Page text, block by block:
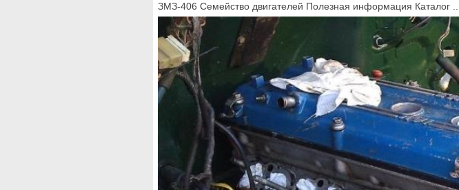
ЗМЗ-406 Семейство двигателей Полезная информация Каталог ...